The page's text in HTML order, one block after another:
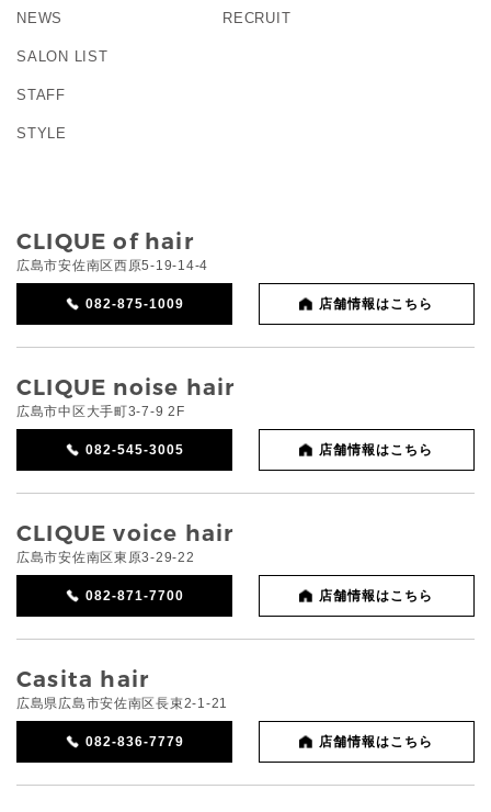
NEWS
SALON LIST
STAFF
STYLE
RECRUIT
CLIQUE of hair
広島市安佐南区西原5-19-14-4
082-875-1009 店舗情報はこちら
CLIQUE noise hair
広島市中区大手町3-7-9 2F
082-545-3005 店舗情報はこちら
CLIQUE voice hair
広島市安佐南区東原3-29-22
082-871-7700 店舗情報はこちら
Casita hair
広島県広島市安佐南区長束2-1-21
082-836-7779 店舗情報はこちら